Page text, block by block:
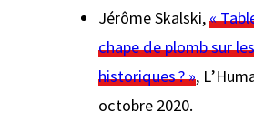
Jérôme Skalski,«
chape de plomb sur
historiques ? »,
octobre 2020.